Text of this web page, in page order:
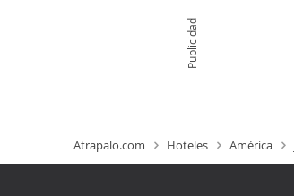
Publicidad
Atrapalo.com Hoteles América